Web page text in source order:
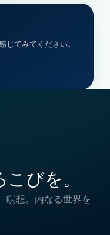
てみてください。
びを。
瞑想。内なる世界を